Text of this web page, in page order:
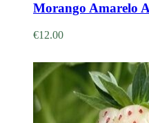
Morango Amarelo
€12.00